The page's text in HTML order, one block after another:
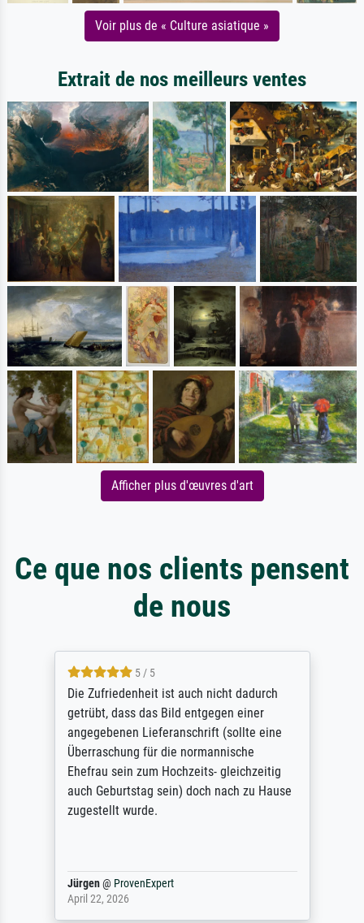
Voir plus de « Culture asiatique »
Extrait de nos meilleurs ventes
Afficher plus d'œuvres d'art
Ce que nos clients pensent
de nous
5 / 5
Die Zufriedenheit ist auch nicht dadurch
getrübt, dass das Bild entgegen einer
angegebenen Lieferanschrift (sollte eine
Überraschung für die normannische
Ehefrau sein zum Hochzeits- gleichzeitig
auch Geburtstag sein) doch nach zu Hause
zugestellt wurde.
Jürgen@ ProvenExpert
April 22, 2026